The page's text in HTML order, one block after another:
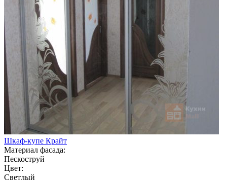
Шкаф-купе Крайт
Материал фасада:
Пескоструй
Цвет:
Светлый